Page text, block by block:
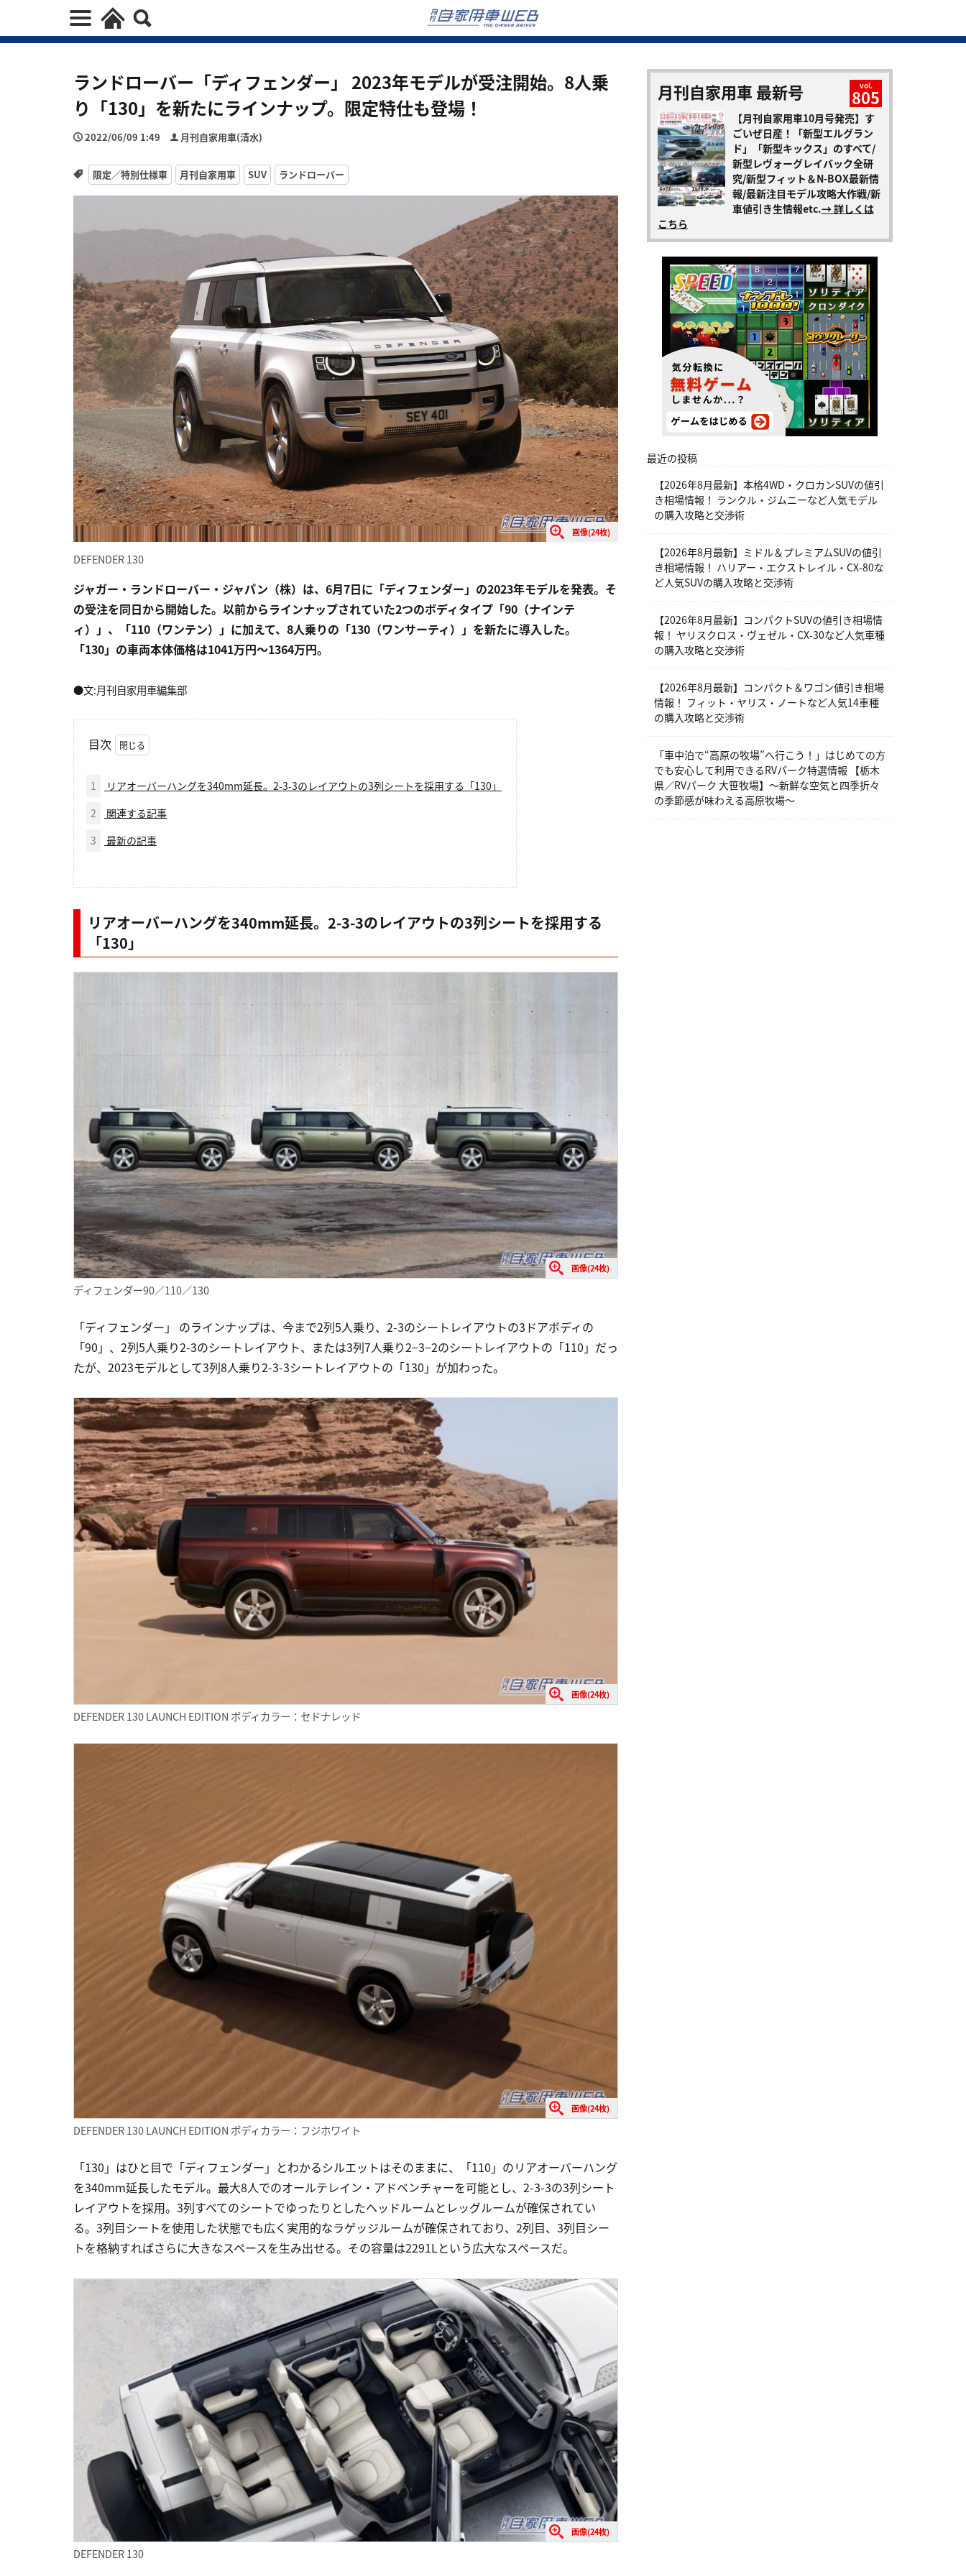
ランドローバー「ディフェンダー」 2023年モデルが受注開始。8人乗
り「130」を新たにラインナップ。限定特仕も登場！
2022/06/09 1:49 月刊自家用車(清水)
限定／特別仕様車 月刊自家用車 SUV ランドローバー
画像(24枚)
DEFENDER 130
ジャガー・ランドローバー・ジャパン（株）は、6月7日に「ディフェンダー」の2023年モデルを発表。そ
の受注を同日から開始した。以前からラインナップされていた2つのボディタイプ「90（ナインテ
ィ）」、「110（ワンテン）」に加えて、8人乗りの「130（ワンサーティ）」を新たに導入した。
「130」の車両本体価格は1041万円〜1364万円。
●文:月刊自家用車編集部
目次
1
リアオーバーハングを340mm延長。2-3-3のレイアウトの3列シートを採用する「130」
2
関連する記事
3
最新の記事
リアオーバーハングを340mm延長。2-3-3のレイアウトの3列シートを採用する
「130」
画像(24枚)
ディフェンダー90／110／130
「ディフェンダー」 のラインナップは、今まで2列5人乗り、2-3のシートレイアウトの3ドアボディの
「90」、2列5人乗り2-3のシートレイアウト、または3列7人乗り2−3−2のシートレイアウトの「110」だっ
たが、2023モデルとして3列8人乗り2-3-3シートレイアウトの「130」が加わった。
画像(24枚)
DEFENDER 130 LAUNCH EDITION ボディカラー：セドナレッド
画像(24枚)
DEFENDER 130 LAUNCH EDITION ボディカラー：フジホワイト
「130」はひと目で「ディフェンダー」とわかるシルエットはそのままに、「110」のリアオーバーハング
を340mm延長したモデル。最大8人でのオールテレイン・アドベンチャーを可能とし、2-3-3の3列シート
レイアウトを採用。3列すべてのシートでゆったりとしたヘッドルームとレッグルームが確保されてい
る。3列目シートを使用した状態でも広く実用的なラゲッジルームが確保されており、2列目、3列目シー
トを格納すればさらに大きなスペースを生み出せる。その容量は2291Lという広大なスペースだ。
画像(24枚)
DEFENDER 130
月刊自家用車 最新号 vol.
805
【月刊自家用車10月号発売】す
ごいぜ日産！「新型エルグラン
ド」「新型キックス」のすべて/
新型レヴォーグレイバック全研
究/新型フィット＆N-BOX最新情
報/最新注目モデル攻略大作戦/新
車値引き生情報etc.→ 詳しくは
こちら
最近の投稿
【2026年8月最新】本格4WD・クロカンSUVの値引
き相場情報！ ランクル・ジムニーなど人気モデル
の購入攻略と交渉術
【2026年8月最新】ミドル＆プレミアムSUVの値引
き相場情報！ ハリアー・エクストレイル・CX-80な
ど人気SUVの購入攻略と交渉術
【2026年8月最新】コンパクトSUVの値引き相場情
報！ ヤリスクロス・ヴェゼル・CX-30など人気車種
の購入攻略と交渉術
【2026年8月最新】コンパクト＆ワゴン値引き相場
情報！ フィット・ヤリス・ノートなど人気14車種
の購入攻略と交渉術
「車中泊で“高原の牧場”へ行こう！」はじめての方
でも安心して利用できるRVパーク特選情報 【栃木
県／RVパーク 大笹牧場】～新鮮な空気と四季折々
の季節感が味わえる高原牧場～